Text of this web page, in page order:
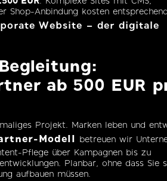
Shop-Anbindung kosten
Website – der digitale
ab 500 EUR
Projekt. Marken leben und
Modell betreuen wir
Pflege über Kampagnen bis zu
Planbar, ohne dass Sie
aufbauen müssen.